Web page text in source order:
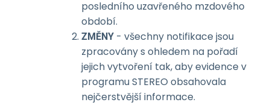
posledního uzavřeného mzdového
období.
ZMĚNY - všechny notifikace jsou
zpracovány s ohledem na pořadí
jejich vytvoření tak, aby evidence v
programu STEREO obsahovala
nejčerstvější informace.